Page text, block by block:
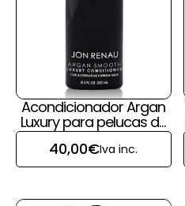
Acondicionador Argan
Luxury para pelucas de
pelo natural de Jon
Renau
40,00€Iva inc.